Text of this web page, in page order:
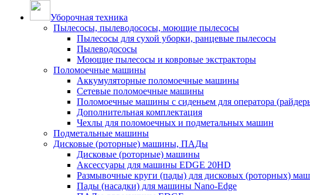
Уборочная техника
Пылесосы, пылеводососы, моющие пылесосы
Пылесосы для сухой уборки, ранцевые пылесосы
Пылеводососы
Моющие пылесосы и ковровые экстракторы
Поломоечные машины
Аккумуляторные поломоечные машины
Сетевые поломоечные машины
Поломоечные машины с сиденьем для оператора
Дополнительная комплектация
Чехлы для поломоечных и подметальных машин
Подметальные машины
Дисковые (роторные) машины, ПАДы
Дисковые (роторные) машины
Аксессуары для машины EDGE 20HD
Размывочные круги (пады) для дисковых (роторных)
Пады (насадки) для машины Nano-Edge